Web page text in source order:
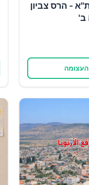
- הרס צביון
ב'